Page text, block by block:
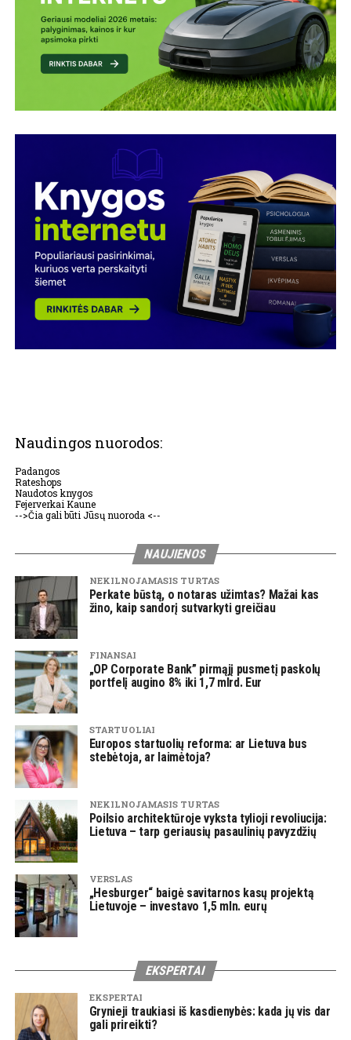
Naudingos nuorodos:
Padangos
Rateshops
Naudotos knygos
Fejerverkai Kaune
-->Čia gali būti Jūsų nuoroda <--
NAUJIENOS
NEKILNOJAMASIS TURTAS
Perkate būstą, o notaras užimtas? Mažai kas
žino, kaip sandorį sutvarkyti greičiau
FINANSAI
„OP Corporate Bank” pirmąjį pusmetį paskolų
portfelį augino 8% iki 1,7 mlrd. Eur
STARTUOLIAI
Europos startuolių reforma: ar Lietuva bus
stebėtoja, ar laimėtoja?
NEKILNOJAMASIS TURTAS
Poilsio architektūroje vyksta tylioji revoliucija:
Lietuva – tarp geriausių pasaulinių pavyzdžių
VERSLAS
„Hesburger“ baigė savitarnos kasų projektą
Lietuvoje – investavo 1,5 mln. eurų
EKSPERTAI
EKSPERTAI
Grynieji traukiasi iš kasdienybės: kada jų vis dar
gali prireikti?